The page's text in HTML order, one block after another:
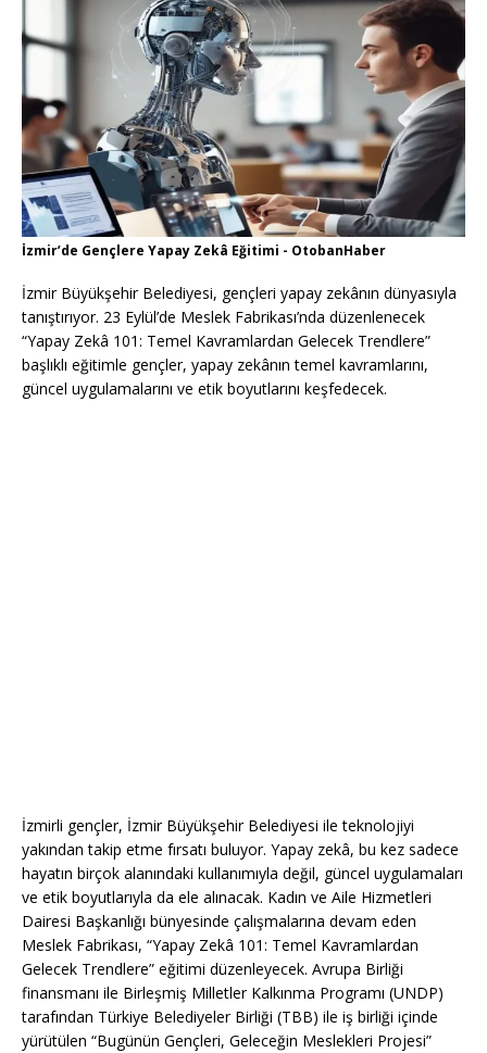
İzmir’de Gençlere Yapay Zekâ Eğitimi - OtobanHaber
İzmir Büyükşehir Belediyesi, gençleri yapay zekânın dünyasıyla
tanıştırıyor. 23 Eylül’de Meslek Fabrikası’nda düzenlenecek
“Yapay Zekâ 101: Temel Kavramlardan Gelecek Trendlere”
başlıklı eğitimle gençler, yapay zekânın temel kavramlarını,
güncel uygulamalarını ve etik boyutlarını keşfedecek.
İzmirli gençler, İzmir Büyükşehir Belediyesi ile teknolojiyi
yakından takip etme fırsatı buluyor. Yapay zekâ, bu kez sadece
hayatın birçok alanındaki kullanımıyla değil, güncel uygulamaları
ve etik boyutlarıyla da ele alınacak. Kadın ve Aile Hizmetleri
Dairesi Başkanlığı bünyesinde çalışmalarına devam eden
Meslek Fabrikası, “Yapay Zekâ 101: Temel Kavramlardan
Gelecek Trendlere” eğitimi düzenleyecek. Avrupa Birliği
finansmanı ile Birleşmiş Milletler Kalkınma Programı (UNDP)
tarafından Türkiye Belediyeler Birliği (TBB) ile iş birliği içinde
yürütülen “Bugünün Gençleri, Geleceğin Meslekleri Projesi”